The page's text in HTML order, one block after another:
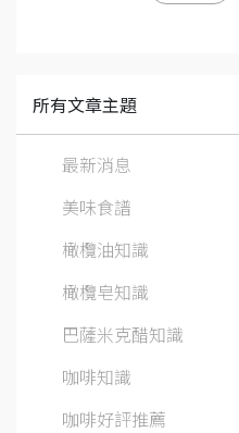
所有文章主題
最新消息
美味食譜
橄欖油知識
橄欖皂知識
巴薩米克醋知識
咖啡知識
咖啡好評推薦